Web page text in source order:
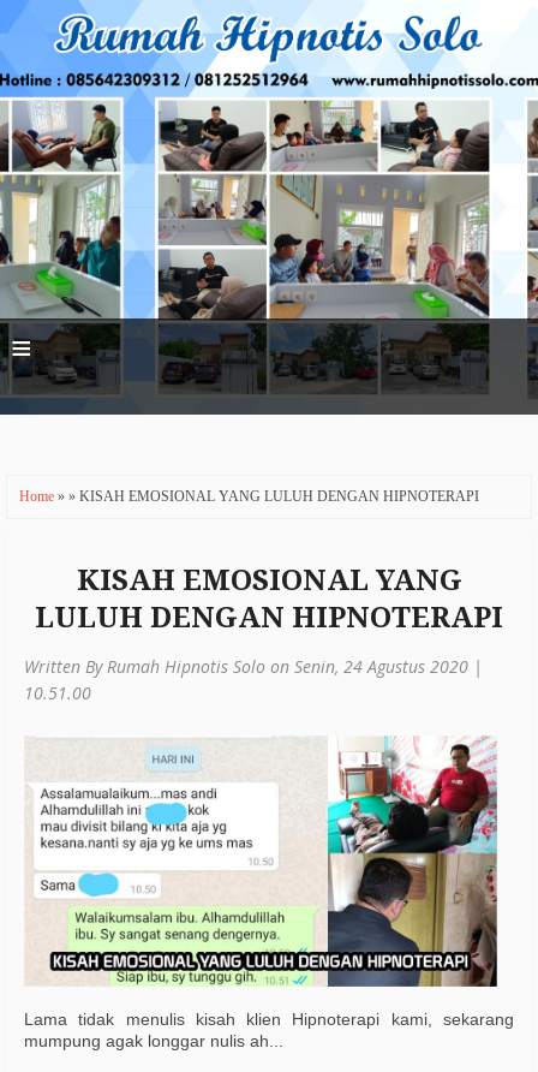
≡
Home » » KISAH EMOSIONAL YANG LULUH DENGAN HIPNOTERAPI
KISAH EMOSIONAL YANG
LULUH DENGAN HIPNOTERAPI
Written By Rumah Hipnotis Solo on Senin, 24 Agustus 2020 |
10.51.00
Lama tidak menulis kisah klien Hipnoterapi kami, sekarang
mumpung agak longgar nulis ah...